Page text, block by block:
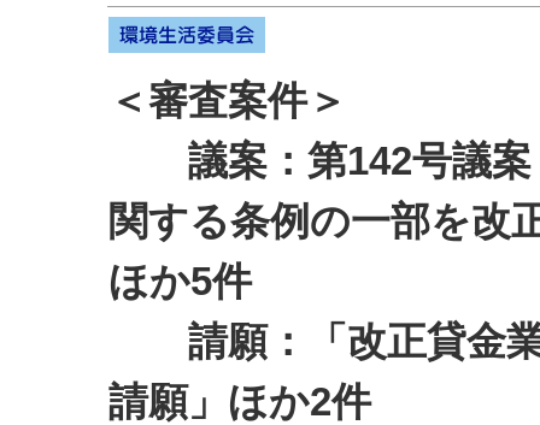
＜審査案件＞
議案：第142号議案
関する条例の一部を改
ほか5件
請願：「改正貸金業
請願」ほか2件